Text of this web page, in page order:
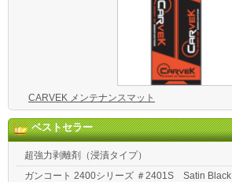
CARVEK メンテナンスマット
ベストセラー
超強力剥離剤（浸漬タイプ）
ガンコート 2400シリーズ ＃2401S Satin Black